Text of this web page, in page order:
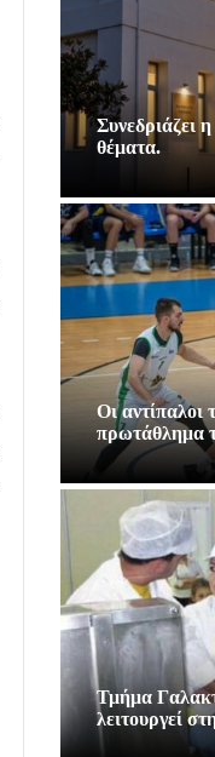
Συνεδριάζει
θέματα.
Οι αντίπαλοι
Τμήμα
λειτουργεί